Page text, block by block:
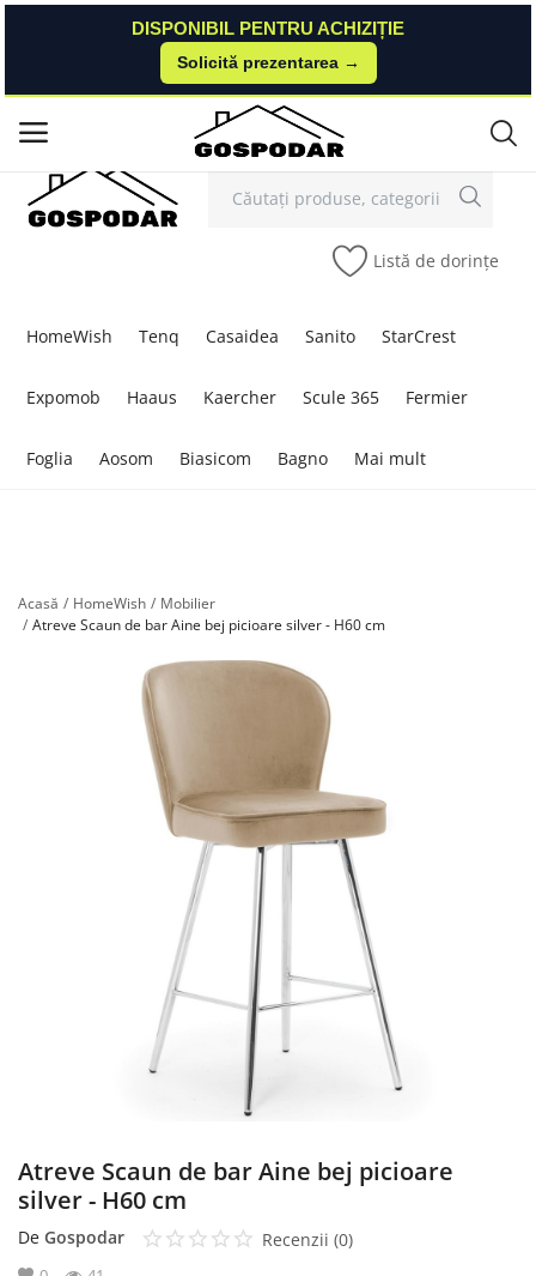
DISPONIBIL PENTRU ACHIZIȚIE
Solicită prezentarea →
Contact Autentificare Înregistrare
Listă de dorințe
HomeWish Tenq Casaidea Sanito StarCrest
Expomob Haaus Kaercher Scule 365 Fermier
Foglia Aosom Biasicom Bagno Mai mult
DISPONIBIL PENTRU ACHIZIȚIE
Solicită prezentarea →
Meniu principal
Categorii
Acasă HomeWish
Mobilier
Atreve Scaun de bar Aine bej picioare silver - H60 cm
Atreve Scaun de bar Aine bej picioare
silver - H60 cm
De Gospodar Recenzii (0)